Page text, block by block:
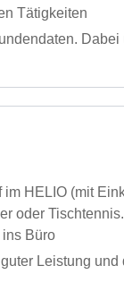
Tätigkeiten
HELIO (mit
oder
Büro
Leistung